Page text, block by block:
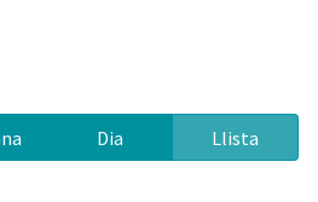
Dia Llista